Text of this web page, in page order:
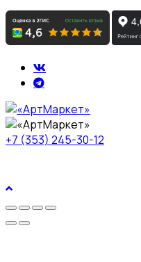
+7 (353) 245-30-12